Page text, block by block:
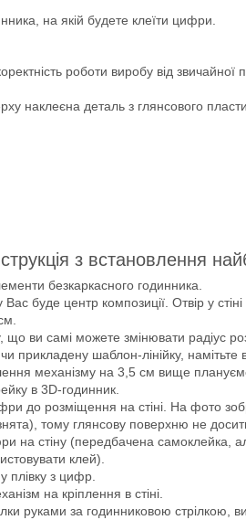
на якій будете клеїти цифри.
роботи виробу від
наклеєна деталь з глянсового
з встановлення
безкаркасного годинника.
буде центр композиції. Отвір у
що ви самі можете змінювати радіус
прикладену шаблон-лінійку, намітьте
механізму на 3,5 см вище
в 3D-годинник.
до розміщення на стіні. На фото
тому глянсову поверхню не
на стіну (передбачена самоклейка,
клей).
плівку з цифр.
на кріплення в стіні.
руками за годинниковою стрілкою,